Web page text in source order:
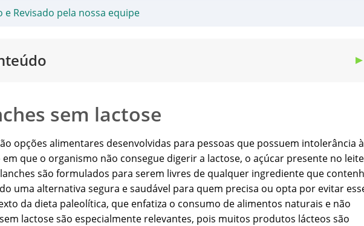
e Revisado pela nossa equipe
▼
sem lactose
opções alimentares desenvolvidas para pessoas que possuem intolerância à
que o organismo não consegue digerir a lactose, o açúcar presente no
são formulados para serem livres de qualquer ingrediente que
uma alternativa segura e saudável para quem precisa ou opta por evitar
da dieta paleolítica, que enfatiza o consumo de alimentos naturais e não
lactose são especialmente relevantes, pois muitos produtos lácteos são